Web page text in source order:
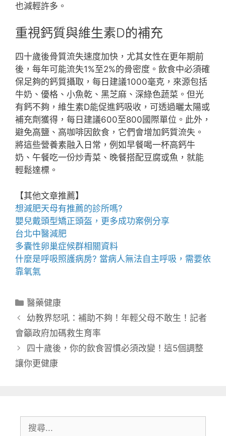
也減輕許多。
重視鈣質與維生素D的補充
四十歲後骨質流失速度加快，尤其女性在更年期前
後，每年可能流失1%至2%的骨密度。飲食中必須確
保足夠的鈣質攝取，每日建議1000毫克，來源包括
牛奶、優格、小魚乾、黑芝麻、深綠色蔬菜。但光
有鈣不夠，維生素D能促進鈣吸收，可透過曬太陽或
補充劑獲得，每日建議600至800國際單位。此外，
避免高鹽、高咖啡因飲食，它們會增加鈣質流失。
將這些營養素融入日常，例如早餐喝一杯高鈣牛
奶、午餐吃一份炒青菜、晚餐搭配豆腐或魚，就能
輕鬆達標。
【其他文章推薦】
想減肥天母有推薦的診所嗎?
嬰兒戴頭型矯正頭盔，更多成功案例分享
台北中醫減肥
多囊性卵巢症候群相關資料
什麼是呼吸照護病房? 當病人無法自主呼吸，需要依
靠氧氣
分
類
醫藥健康
幼教界怒吼：補助不夠！年輕父母不敢生！記者
會籲政府加碼救生育率
四十歲後，你的飲食習慣必須改變！這5個調整
讓你更健康